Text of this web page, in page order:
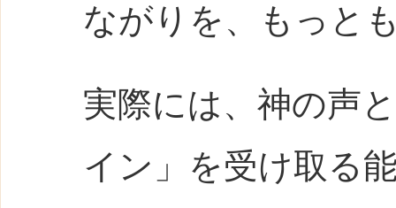
ながりを、もっと
実際には、神の声
イン」を受け取る